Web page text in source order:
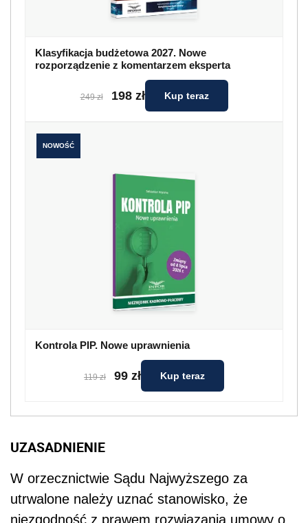
Klasyfikacja budżetowa 2027. Nowe
rozporządzenie z komentarzem eksperta
249 zł 198 zł Kup teraz
NOWOŚĆ
Kontrola PIP. Nowe uprawnienia
119 zł 99 zł Kup teraz
UZASADNIENIE
W orzecznictwie Sądu Najwyższego za
utrwalone należy uznać stanowisko, że
niezgodność z prawem rozwiązania umowy o